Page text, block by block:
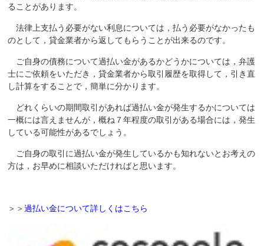
ることがあります。
法律上支払う必要がない利息については，払う必要がなかったも
のとして，貸金業者から返してもらうことが出来るのです。
ご自身の債務について過払い金があるかどうかについては，弁護
士にご依頼をいただき，貸金業者から取引履歴を取得して，引き直
し計算をすることで，簡単に分かります。
どれくらいの期間取引があれば過払い金が発生するかについては
一概には言えませんが，概ね７年程度の取引がある場合には，発生
している可能性があるでしょう。
ご自身の取引に過払い金が発生しているかも知れないとお考えの
方は，お早めに相談いただければと思います。
＞＞過払い金について詳しくはこちら